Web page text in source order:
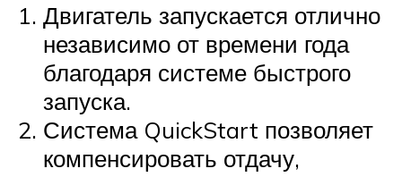
Двигатель запускается отлично
независимо от времени года
благодаря системе быстрого
запуска.
Система QuickStart позволяет
компенсировать отдачу,